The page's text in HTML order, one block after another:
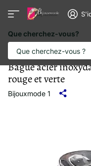
Que cherchez-vous?
Bague acier
rouge et verte
Bijouxmode 1